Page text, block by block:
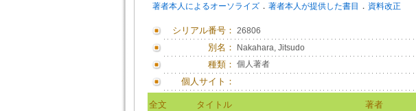
著者本人によるオーソライズ． 著者本人が提供した書目 ． 資料改正
シリアル番号： 26806
別名： Nakahara, Jitsudo
種類： 個人著者
個人サイト：
全文 タイトル 著者